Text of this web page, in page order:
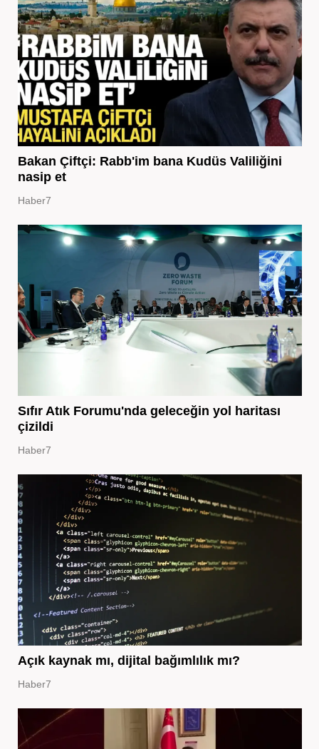
Bakan Çiftçi: Rabb'im bana Kudüs Valiliğini
nasip et
Haber7
Sıfır Atık Forumu'nda geleceğin yol haritası
çizildi
Haber7
Açık kaynak mı, dijital bağımlılık mı?
Haber7